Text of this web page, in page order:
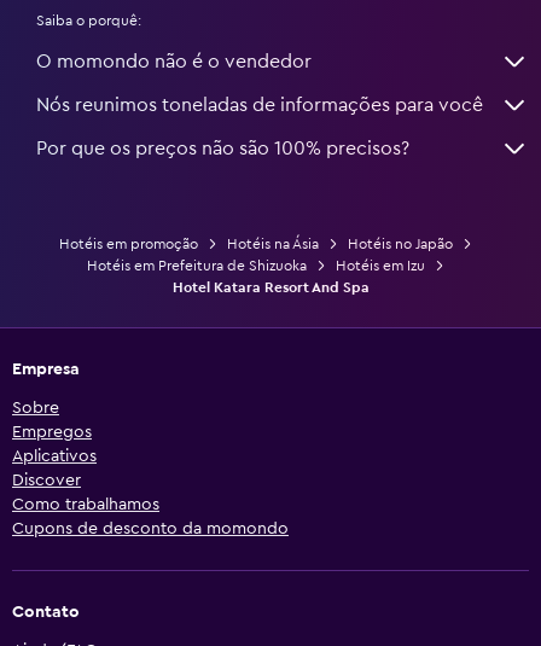
Saiba o porquê:
O momondo não é o vendedor
Nós reunimos toneladas de informações para você
Por que os preços não são 100% precisos?
Hotéis em promoção Hotéis na Ásia
Hotéis no Japão
Hotéis em Prefeitura de Shizuoka
Hotéis em Izu
Hotel Katara Resort And Spa
Empresa
Sobre
Empregos
Aplicativos
Discover
Como trabalhamos
Cupons de desconto da momondo
Contato